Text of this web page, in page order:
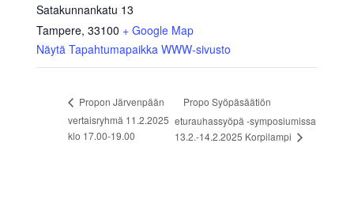
Satakunnankatu 13
Tampere, 33100 + Google Map
Näytä Tapahtumapaikka WWW-sivusto
Propon Järvenpään
vertaisryhmä 11.2.2025
klo 17.00-19.00
Propo Syöpäsäätiön
eturauhassyöpä -symposiumissa
13.2.-14.2.2025 Korpilampi